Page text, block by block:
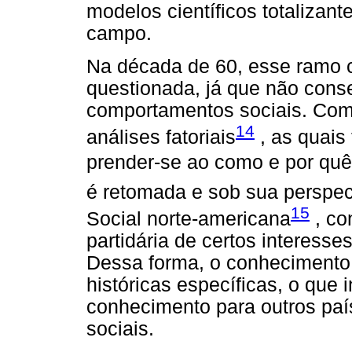
modelos científicos
campo.
Na década de 60, esse
questionada, já que não
comportamentos sociais.
análises fatoriais14 , as
prender-se ao como e por
é retomada e sob sua
Social norte-americana15 ,
partidária de certos
Dessa forma, o
históricas específicas, o que
conhecimento para outros
sociais.